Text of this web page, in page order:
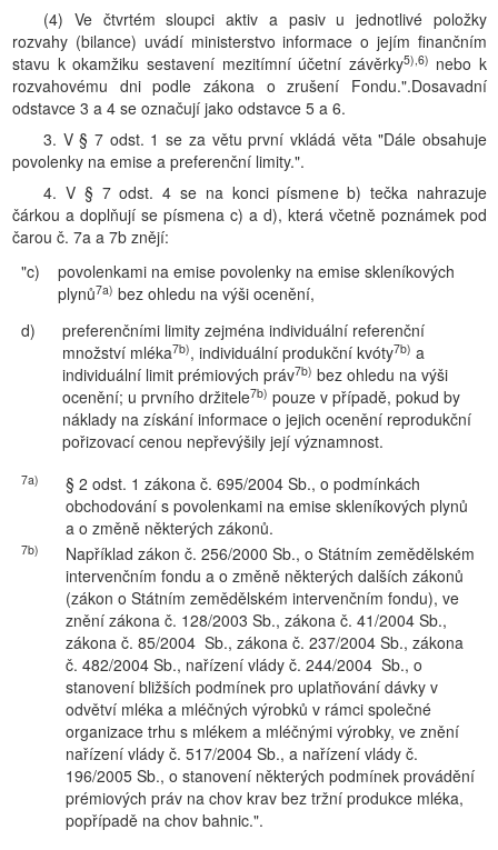
(4) Ve čtvrtém sloupci aktiv a pasiv u jednotlivé položky
rozvahy (bilance) uvádí ministerstvo informace o jejím finančním
stavu k okamžiku sestavení mezitímní účetní závěrky5),6) nebo k
rozvahovému dni podle zákona o zrušení Fondu.".Dosavadní
odstavce 3 a 4 se označují jako odstavce 5 a 6.
3. V § 7 odst. 1 se za větu první vkládá věta "Dále obsahuje
povolenky na emise a preferenční limity.".
4. V § 7 odst. 4 se na konci písmene b) tečka nahrazuje
čárkou a doplňují se písmena c) a d), která včetně poznámek pod
čarou č. 7a a 7b znějí:
"c)
povolenkami na emise povolenky na emise skleníkových
plynů7a) bez ohledu na výši ocenění,
d)
preferenčními limity zejména individuální referenční
množství mléka7b), individuální produkční kvóty7b) a
individuální limit prémiových práv7b) bez ohledu na výši
ocenění; u prvního držitele7b) pouze v případě, pokud by
náklady na získání informace o jejich ocenění reprodukční
pořizovací cenou nepřevýšily její významnost.
7a)
§ 2 odst. 1 zákona č. 695/2004 Sb., o podmínkách
obchodování s povolenkami na emise skleníkových plynů
a o změně některých zákonů.
7b)
Například zákon č. 256/2000 Sb., o Státním zemědělském
intervenčním fondu a o změně některých dalších zákonů
(zákon o Státním zemědělském intervenčním fondu), ve
znění zákona č. 128/2003 Sb., zákona č. 41/2004 Sb.,
zákona č. 85/2004 Sb., zákona č. 237/2004 Sb., zákona
č. 482/2004 Sb., nařízení vlády č. 244/2004 Sb., o
stanovení bližších podmínek pro uplatňování dávky v
odvětví mléka a mléčných výrobků v rámci společné
organizace trhu s mlékem a mléčnými výrobky, ve znění
nařízení vlády č. 517/2004 Sb., a nařízení vlády č.
196/2005 Sb., o stanovení některých podmínek provádění
prémiových práv na chov krav bez tržní produkce mléka,
popřípadě na chov bahnic.".